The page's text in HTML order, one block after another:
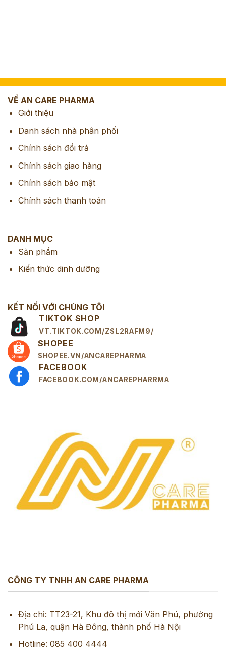
VỀ AN CARE PHARMA
Giới thiệu
Danh sách nhà phân phối
Chính sách đổi trả
Chính sách giao hàng
Chính sách bảo mật
Chính sách thanh toán
DANH MỤC
Sản phẩm
Kiến thức dinh dưỡng
KẾT NỐI VỚI CHÚNG TÔI
TIKTOK SHOP
VT.TIKTOK.COM/ZSL2RAFM9/
SHOPEE
SHOPEE.VN/ANCAREPHARMA
FACEBOOK
FACEBOOK.COM/ANCAREPHARRMA
CÔNG TY TNHH AN CARE PHARMA
Địa chỉ: TT23-21, Khu đô thị mới Văn Phú, phường
Phú La, quận Hà Đông, thành phố Hà Nội
Hotline: 085 400 4444